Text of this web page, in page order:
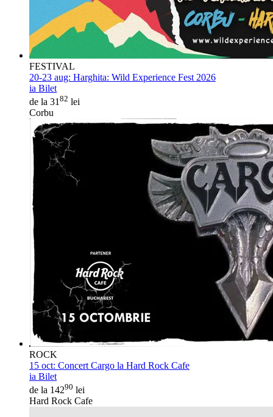
FESTIVAL
20-23 aug: Harghita: Wild Experience Fest 2026
ia Bilet
de la 31 82 lei
Corbu
ROCK
15 oct: Concert Cargo la Hard Rock Cafe
ia Bilet
de la 14290 lei
Hard Rock Cafe